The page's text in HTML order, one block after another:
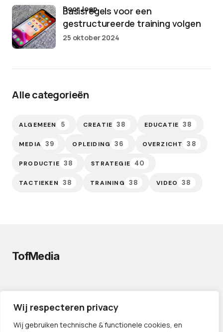
Wij respecteren privacy
Wij gebruiken technische & functionele cookies, en
Basisregels voor een
gestructureerde training volgen
door Joep
25 oktober 2024
Alle categorieën
ALGEMEEN 5 CREATIE 38 EDUCATIE 38
MEDIA 39 OPLEIDING 36 OVERZICHT 38
PRODUCTIE 38 STRATEGIE 40
TACTIEKEN 38 TRAINING 38 VIDEO 38
TofMedia
CONTACT